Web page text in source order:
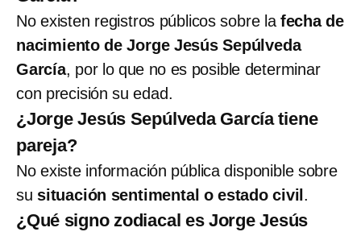
No existen registros públicos sobre la fecha de
nacimiento de Jorge Jesús Sepúlveda
García, por lo que no es posible determinar
con precisión su edad.
¿Jorge Jesús Sepúlveda García tiene
pareja?
No existe información pública disponible sobre
su situación sentimental o estado civil .
¿Qué signo zodiacal es Jorge Jesús